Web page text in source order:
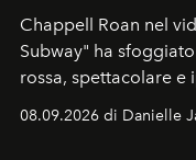
Chappell Roan nel
Subway" ha
rossa, spettacolare e
dell'autunno?
08.09.2026 di Danielle